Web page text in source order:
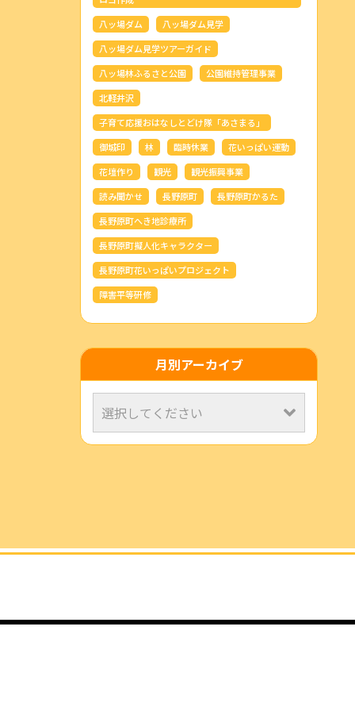
八ッ場ダム
八ッ場ダム見学
八ッ場ダム見学ツアーガイド
八ッ場林ふるさと公園
公園維持管理事業
北軽井沢
子育て応援おはなしとどけ隊「あさまる」
御城印
林 臨時休業
花いっぱい運動
花壇作り
観光
観光振興事業
読み聞かせ
長野原町
長野原町かるた
長野原町へき地診療所
長野原町擬人化キャラクター
長野原町花いっぱいプロジェクト
障害平等研修
月別アーカイブ